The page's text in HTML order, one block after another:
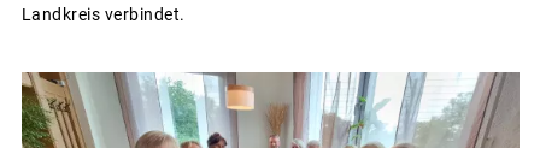
Landkreis verbindet.